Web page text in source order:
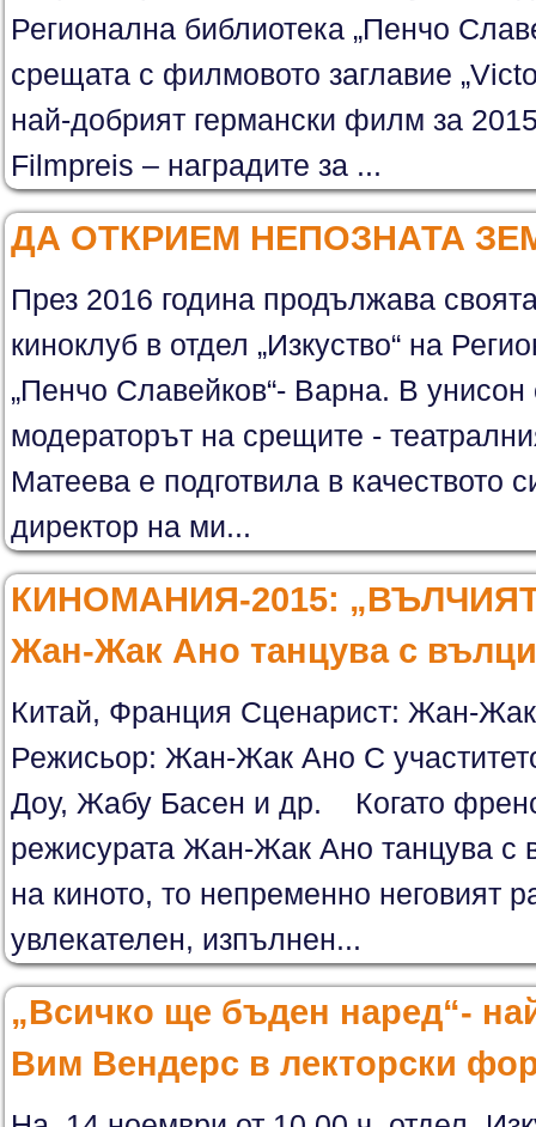
Регионална библиотека „Пенчо
срещата с филмовото заглавие
най-добрият германски филм за
Filmpreis – наградите за ...
ДА ОТКРИЕМ НЕПОЗНАТА
През 2016 година продължава
киноклуб в отдел „Изкуство“ на
„Пенчо Славейков“- Варна. В
модераторът на срещите -
Матеева е подготвила в качеството
директор на ми...
КИНОМАНИЯ-2015: „ВЪЛЧИЯТ
Жан-Жак Ано танцува с вълци
Китай, Франция Сценарист: Жан-
Режисьор: Жан-Жак Ано С
Доу, Жабу Басен и др. Когато
режисурата Жан-Жак Ано танцува с
на киното, то непременно неговият
увлекателен, изпълнен...
„Всичко ще бъден наред“-
Вим Вендерс в лекторски